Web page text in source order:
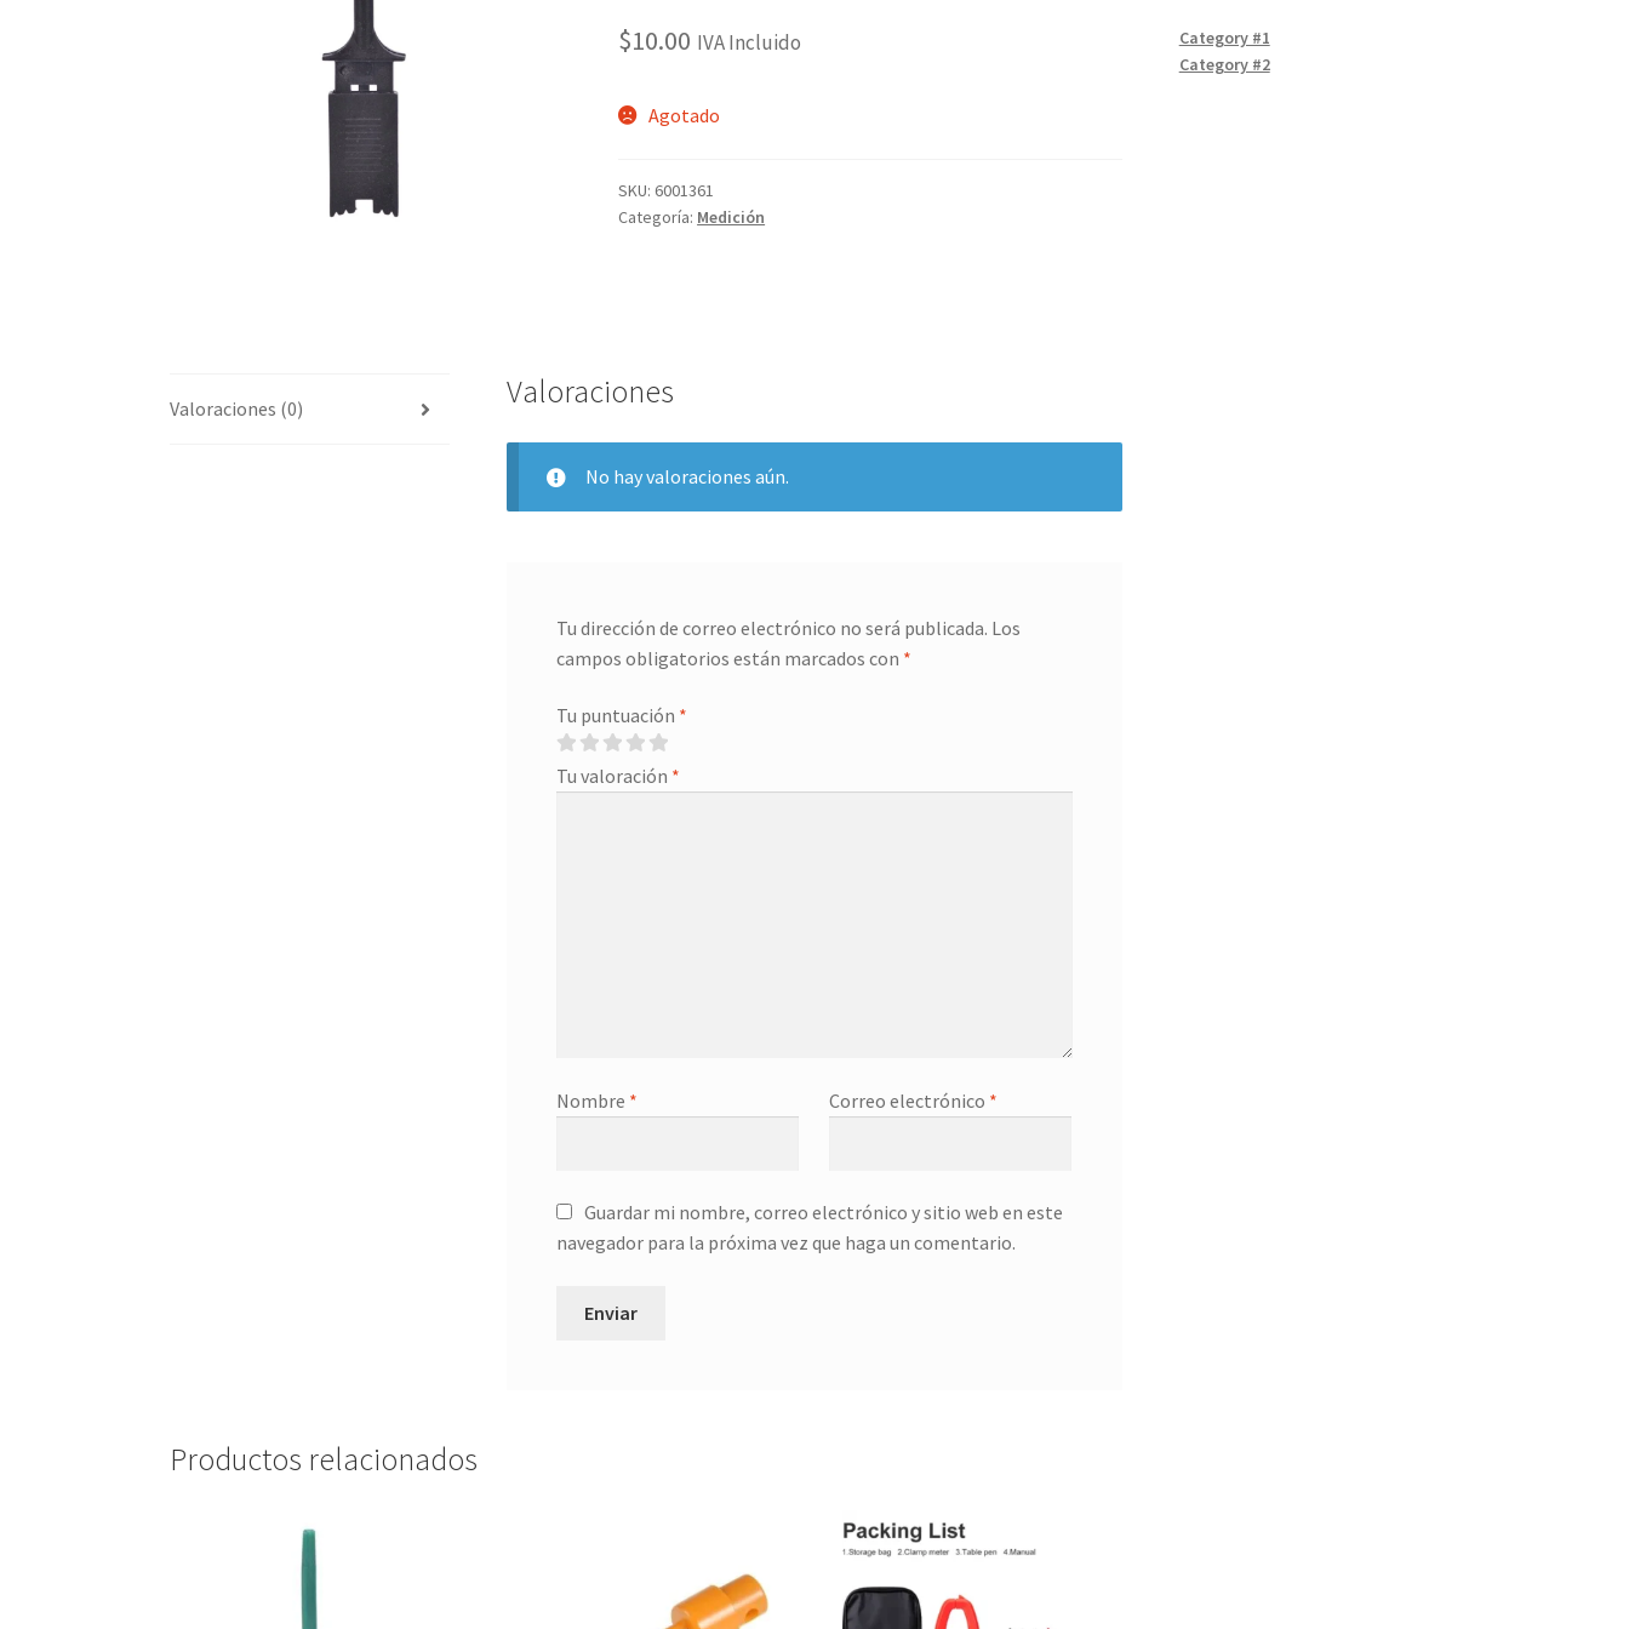
$10.00 IVA Incluido
Agotado
SKU: 6001361
Categoría: Medición
Valoraciones (0) Valoraciones
No hay valoraciones aún.
Tu dirección de correo electrónico no será publicada. Los
campos obligatorios están marcados con *
Tu puntuación *
Tu valoración *
Nombre * Correo electrónico *
Guardar mi nombre, correo electrónico y sitio web en este
navegador para la próxima vez que haga un comentario.
Productos relacionados
Category #1
Category #2